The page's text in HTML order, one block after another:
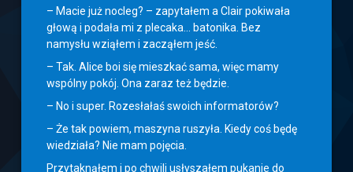
– Macie już nocleg? – zapytałem a Clair pokiwała
głową i podała mi z plecaka… batonika. Bez
namysłu wziąłem i zacząłem jeść.
– Tak. Alice boi się mieszkać sama, więc mamy
wspólny pokój. Ona zaraz też będzie.
– No i super. Rozesłałaś swoich informatorów?
– Że tak powiem, maszyna ruszyła. Kiedy coś będę
wiedziała? Nie mam pojęcia.
Przytaknąłem i po chwili usłyszałem pukanie do